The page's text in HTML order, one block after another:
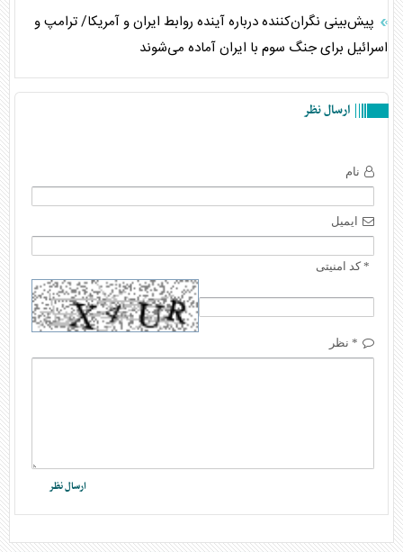
پیش‌بینی نگران‌کننده درباره آینده روابط ایران و آمریکا/ ترامپ و
اسرائیل برای جنگ سوم با ایران آماده می‌شوند
ارسال نظر
نام
ایمیل
* کد امنیتی
* نظر